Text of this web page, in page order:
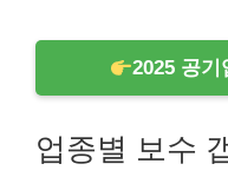
2025 공기
업종별 보수